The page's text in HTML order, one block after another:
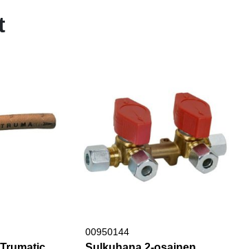
00950144